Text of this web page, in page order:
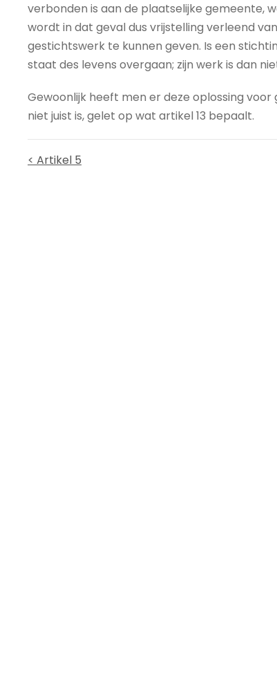
verbonden is aan de plaatselijke gemeente,
wordt in dat geval dus vrijstelling verleend
gestichtswerk te kunnen geven. Is een
staat des levens overgaan; zijn werk is dan
Gewoonlijk heeft men er deze oplossing
niet juist is, gelet op wat artikel 13 bepaalt.
< Artikel 5